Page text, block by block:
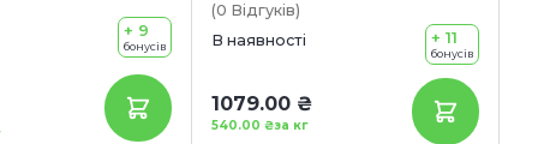
хвороби
+ 9
бонусів
дорослих собак породи
йоркширський тер'єр (з
(0 Відгуків)
В наявності
1079.00 ₴
за кг
540.00 ₴
+ 11
бонусів